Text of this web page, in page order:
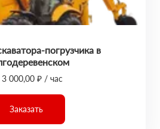
погрузчика в
3 000,00 ₽ / час
Заказать